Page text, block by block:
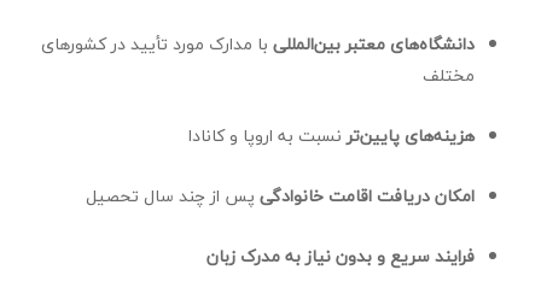
دانشگاه‌های معتبر بین‌المللی با مدارک مورد تأیید در کشورهای
مختلف
هزینه‌های پایین‌ترنسبت به اروپا و کانادا
امکان دریافت اقامت خانوادگی پس از چند سال تحصیل
فرایند سریع و بدون نیاز به مدرک زبان